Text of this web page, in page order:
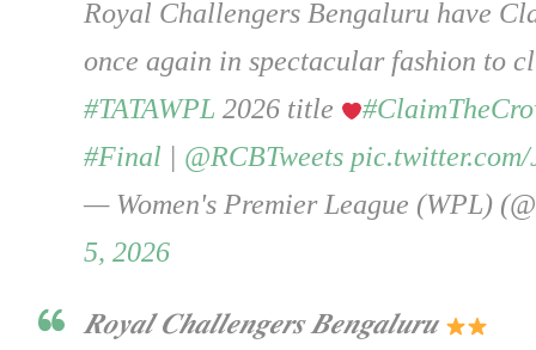
Royal Challengers Bengaluru have
once again in spectacular fashion to
#TATAWPL 2026 title
#Final
@RCBTweets
— Women's Premier League (WPL)
5, 2026
𝑹𝒐𝒚𝒂𝒍 𝑪𝒉𝒂𝒍𝒍𝒆𝒏𝒈𝒆𝒓𝒔 𝑩𝒆𝒏𝒈𝒂𝒍𝒖𝒓𝒖